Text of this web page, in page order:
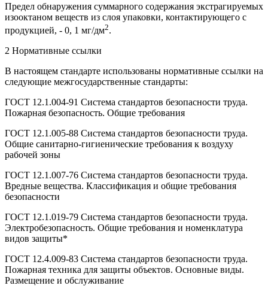
Предел обнаружения суммарного содержания экстрагируемых
изооктаном веществ из слоя упаковки, контактирующего с
продукцией, - 0, 1 мг/дм2.
2 Нормативные ссылки
В настоящем стандарте использованы нормативные ссылки на
следующие межгосударственные стандарты:
ГОСТ 12.1.004-91 Система стандартов безопасности труда.
Пожарная безопасность. Общие требования
ГОСТ 12.1.005-88 Система стандартов безопасности труда.
Общие санитарно-гигиенические требования к воздуху
рабочей зоны
ГОСТ 12.1.007-76 Система стандартов безопасности труда.
Вредные вещества. Классификация и общие требования
безопасности
ГОСТ 12.1.019-79 Система стандартов безопасности труда.
Электробезопасность. Общие требования и номенклатура
видов защиты*
ГОСТ 12.4.009-83 Система стандартов безопасности труда.
Пожарная техника для защиты объектов. Основные виды.
Размещение и обслуживание